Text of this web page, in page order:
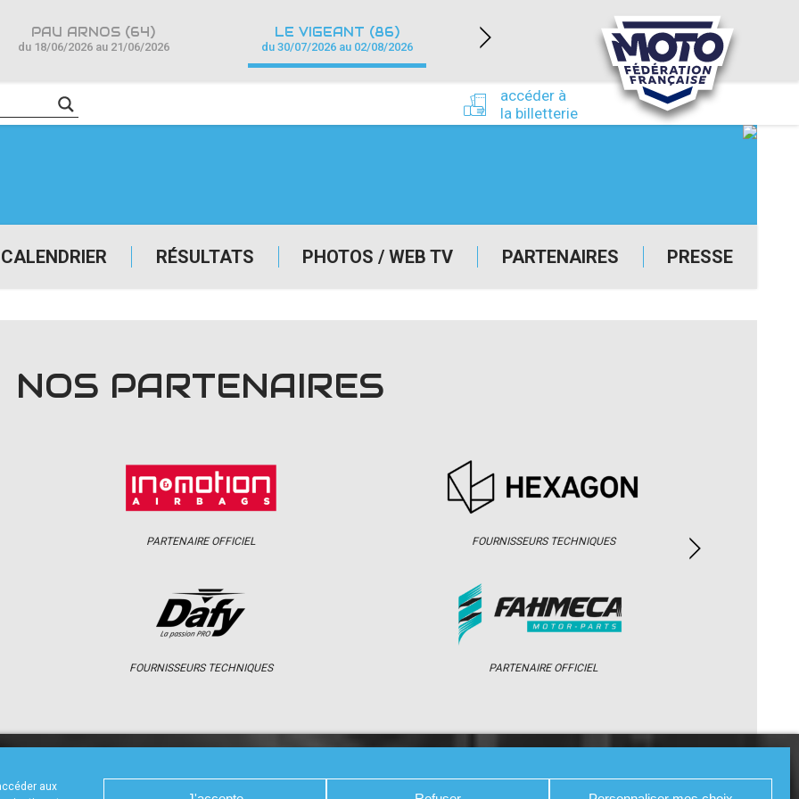
aux
CALENDRIER RÉSULTATS PHOTOS / WEB TV PARTENAIRES PRESSE
accéder à
la billetterie
PAU ARNOS (64)
du 18/06/2026 au 21/06/2026
LE VIGEANT (86)
du 30/07/2026 au 02/08/2026
NEVERS MAGNY-COURS (58)
du 24/09/2026 au 27/09/2026
NOS PARTENAIRES
PARTENAIRE OFFICIEL
FOURNISSEURS TECHNIQUES
FOURNISSEURS TECHNIQUES
PARTENAIRE OFFICIEL
CALENDRIER RÉSULTATS PHOTOS / WEB TV PARTENAIRES PRESSE